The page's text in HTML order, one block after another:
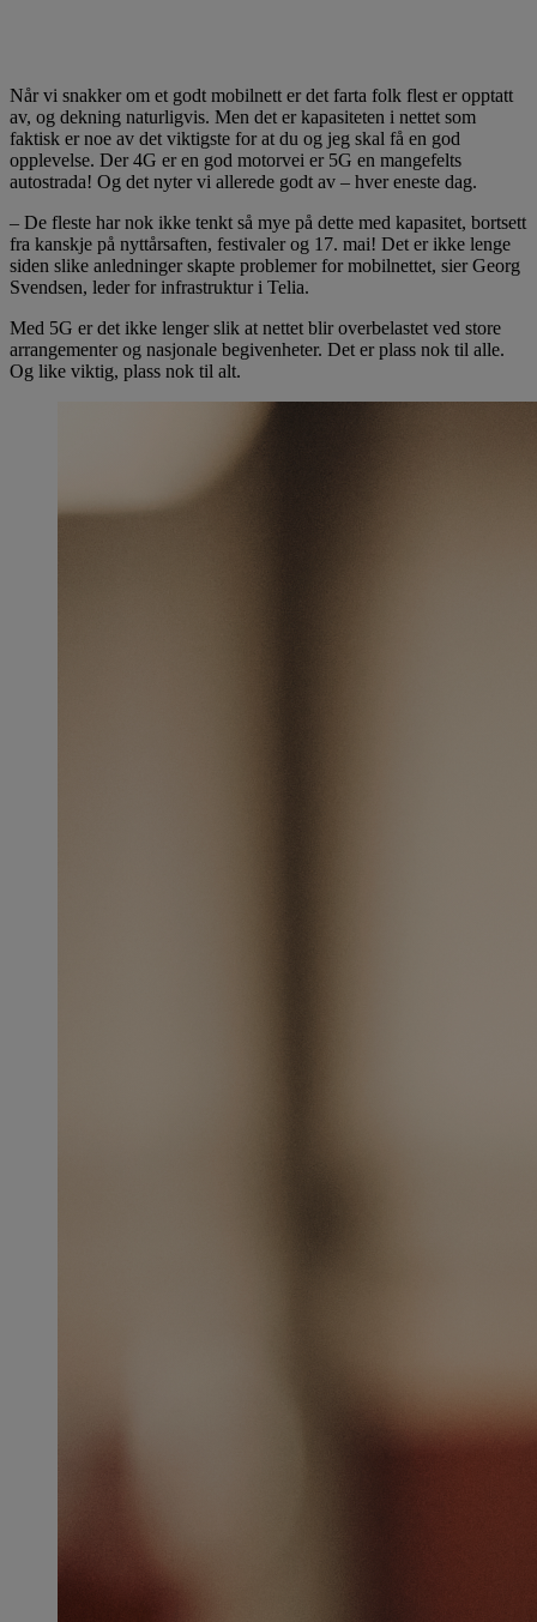
Når vi snakker om et godt mobilnett er det farta folk flest er opptatt
av, og dekning naturligvis. Men det er kapasiteten i nettet som
faktisk er noe av det viktigste for at du og jeg skal få en god
opplevelse. Der 4G er en god motorvei er 5G en mangefelts
autostrada! Og det nyter vi allerede godt av – hver eneste dag.
– De fleste har nok ikke tenkt så mye på dette med kapasitet, bortsett
fra kanskje på nyttårsaften, festivaler og 17. mai! Det er ikke lenge
siden slike anledninger skapte problemer for mobilnettet, sier Georg
Svendsen, leder for infrastruktur i Telia.
Med 5G er det ikke lenger slik at nettet blir overbelastet ved store
arrangementer og nasjonale begivenheter. Det er plass nok til alle.
Og like viktig, plass nok til alt.